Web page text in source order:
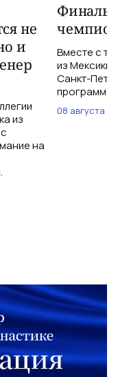
не
и
из
на
Вместе с
из Мексики
Санкт-
программе
08 августа